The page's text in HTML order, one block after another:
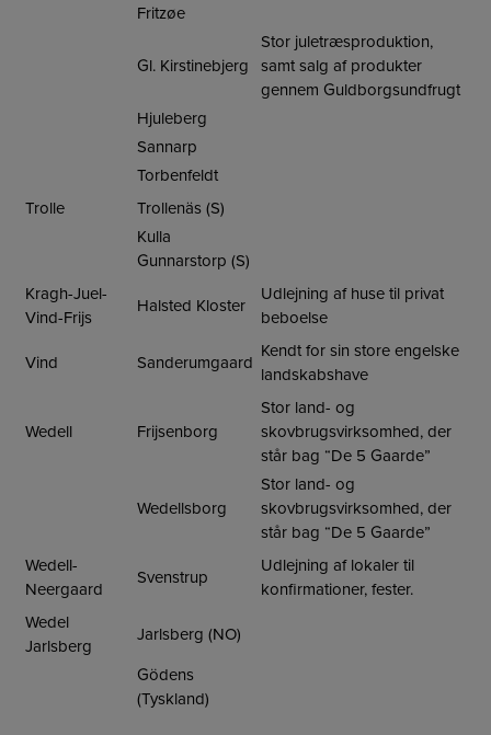
Fritzøe
Gl. Kirstinebjerg
Stor juletræsproduktion,
samt salg af produkter
gennem Guldborgsundfrugt
Hjuleberg
Sannarp
Torbenfeldt
Trolle
Trollenäs (S)
Kulla
Gunnarstorp (S)
Kragh-Juel-
Vind-Frijs
Halsted Kloster
Udlejning af huse til privat
beboelse
Vind
Sanderumgaard
Kendt for sin store engelske
landskabshave
Wedell Frijsenborg
Stor land- og
skovbrugsvirksomhed, der
står bag “De 5 Gaarde”
Wedellsborg
Stor land- og
skovbrugsvirksomhed, der
står bag “De 5 Gaarde”
Wedell-
Neergaard
Svenstrup
Udlejning af lokaler til
konfirmationer, fester.
Wedel
Jarlsberg
Jarlsberg (NO)
Gödens
(Tyskland)